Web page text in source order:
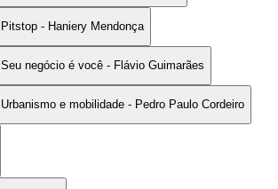
Pitstop - Haniery Mendonça
Seu negócio é você - Flávio Guimarães
Urbanismo e mobilidade - Pedro Paulo Cordeiro